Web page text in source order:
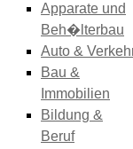
Apparate und
Beh�lterbau
Auto &
Bau &
Immobilien
Bildung &
Beruf